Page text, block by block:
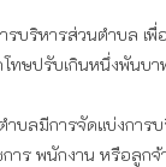
ริหารส่วนตำบล เพื่
ษปรับเกินหนึ่งพันบ
บลมีการจัดแบ่งกา
าร พนักงาน หรือลูก